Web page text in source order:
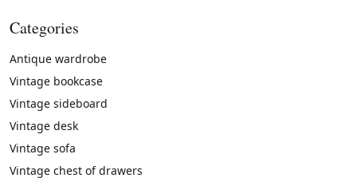
Categories
Antique wardrobe
Vintage bookcase
Vintage sideboard
Vintage desk
Vintage sofa
Vintage chest of drawers